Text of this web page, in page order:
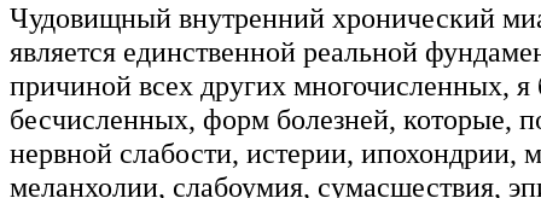
Чудовищный внутренний хронический
является единственной реальной
причиной всех других многочисленных, я
бесчисленных, форм болезней, которые,
нервной слабости, истерии, ипохондрии,
меланхолии, слабоумия, сумасшествия,